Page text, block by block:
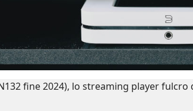
fine 2024), lo streaming player